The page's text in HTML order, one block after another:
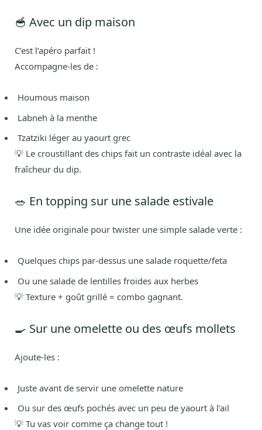
🥣 Avec un dip maison
C’est l’apéro parfait !
Accompagne-les de :
Houmous maison
Labneh à la menthe
Tzatziki léger au yaourt grec
💡 Le croustillant des chips fait un contraste idéal avec la
fraîcheur du dip.
🥗 En topping sur une salade estivale
Une idée originale pour twister une simple salade verte :
Quelques chips par-dessus une salade roquette/feta
Ou une salade de lentilles froides aux herbes
💡 Texture + goût grillé = combo gagnant.
🍳 Sur une omelette ou des œufs mollets
Ajoute-les :
Juste avant de servir une omelette nature
Ou sur des œufs pochés avec un peu de yaourt à l’ail
💡 Tu vas voir comme ça change tout !